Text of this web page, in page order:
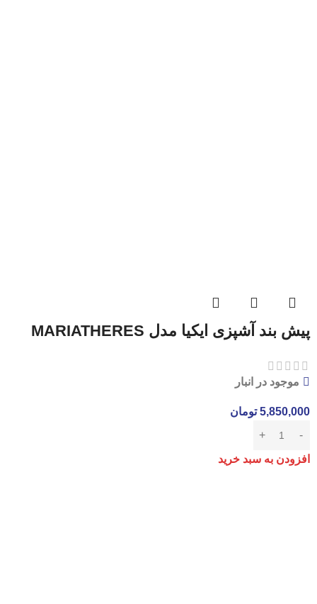
پیش بند آشپزی ایکیا مدل MARIATHERES
موجود در انبار
5,850,000 تومان
افزودن به سبد خرید